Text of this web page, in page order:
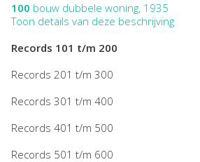
100 bouw dubbele woning, 1935
Toon details van deze beschrijving
Records 101 t/m 200
Records 201 t/m 300
Records 301 t/m 400
Records 401 t/m 500
Records 501 t/m 600